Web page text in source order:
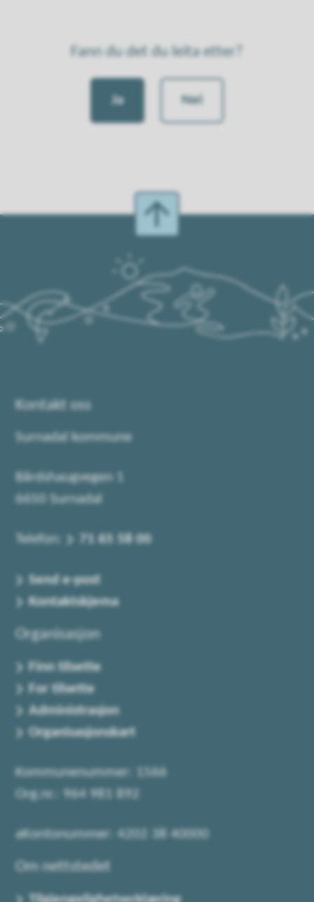
Fann du det du leita etter?
Ja Nei
Kontakt oss
Surnadal kommune
Bårdshaugvegen 1
6650 Surnadal
Telefon: 71 65 58 00
Send e-post
Kontaktskjema
Organisasjon
Finn tilsette
For tilsette
Administrasjon
Organisasjonskart
Kommunenummer: 1566
Org.nr.: 964 981 892
aKontonummer: 4202 38 40000
Om nettstedet